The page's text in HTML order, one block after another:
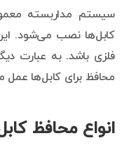
سیستم مداربسته
کابل‌ها نصب می‌شود.
فلزی باشد. به عبارت
محافظ برای کابل‌ها عمل
انواع محافظ